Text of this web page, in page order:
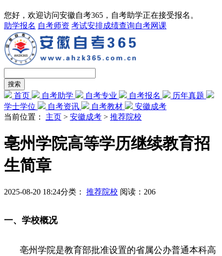
您好，欢迎访问安徽自考365，自考助学正在接受报名。
助学报名 自考师资 考试安排成绩查询自考网课
首页 自考助学 自考专业 自考报名
历年真题
学士学位
自考资讯 自考教材
安徽成考
当前位置： 主页 > 安徽成考 > 推荐院校
亳州学院高等学历继续教育招
生简章
2025-08-20 18:24分类： 推荐院校 阅读： 206
一、学校概况
亳州学院是教育部批准设置的省属公办普通本科高